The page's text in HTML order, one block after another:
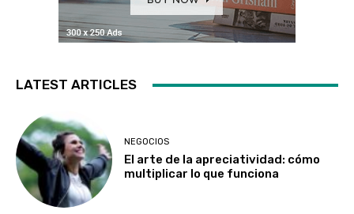
LATEST ARTICLES
NEGOCIOS
El arte de la apreciatividad: cómo
multiplicar lo que funciona